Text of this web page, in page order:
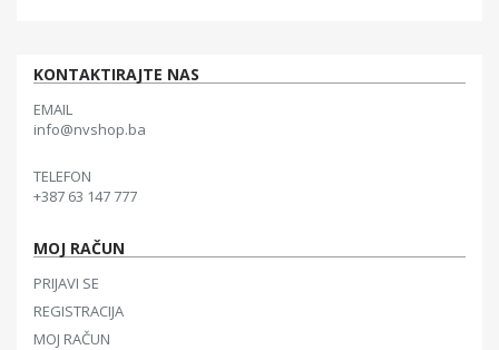
KONTAKTIRAJTE NAS
EMAIL
info@nvshop.ba
TELEFON
+387 63 147 777
MOJ RAČUN
PRIJAVI SE
REGISTRACIJA
MOJ RAČUN